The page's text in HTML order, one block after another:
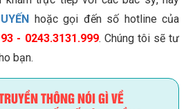
hoặc gọi đến số hotline của
- 0243.3131.999. Chúng tôi sẽ tư
bạn.
THÔNG NÓI GÌ VỀ